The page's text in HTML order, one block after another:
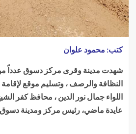
كتب: محمود علوان
شهدت مدينة وقرى مركز دسوق عدداً
النظافة والرصف ، وتسليم موقع
اللواء جمال نور الدين ، محافظ كفر
عايدة ماضي، رئيس مركز ومدينة